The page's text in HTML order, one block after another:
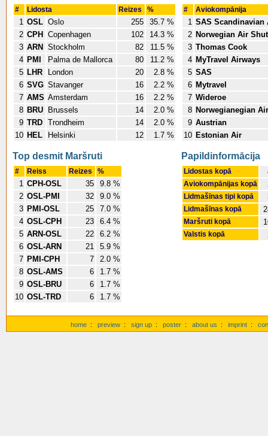
# Lidosta Reizes %
1 OSL Oslo 255
35.7 %
2 CPH Copenhagen 102
14.3 %
3 ARN Stockholm 82
11.5 %
4 PMI Palma de Mallorca 80
11.2 %
5 LHR London 20
2.8 %
6 SVG Stavanger 16
2.2 %
7 AMS Amsterdam 16
2.2 %
8 BRU Brussels 14
2.0 %
9 TRD Trondheim 14
2.0 %
10 HEL Helsinki 12 1.7 %
# Aviokompānija
1 SAS Scandinavian
2 Norwegian Air
3 Thomas Cook
4 MyTravel Airways
5 SAS
6 Mytravel
7 Wideroe
8 Norwegianegian
9 Austrian
10 Estonian Air
Top desmit Maršruti
# Reiss Reizes %
1 CPH-OSL 35
9.8 %
2 OSL-PMI 32
9.0 %
3 PMI-OSL 25
7.0 %
4 OSL-CPH 23
6.4 %
5 ARN-OSL 22
6.2 %
6 OSL-ARN 21
5.9 %
7 PMI-CPH 7
2.0 %
8 OSL-AMS 6
1.7 %
9 OSL-BRU 6
1.7 %
10 OSL-TRD 6 1.7 %
Papildinformācija
Lidostas kopā
Aviokompānijas kopā
Lidmašīnas tipi kopā
Lidmašīnas kopā
Maršruti kopā
Valstis kopā
home : preview : sign up : poster : about us : imprint :